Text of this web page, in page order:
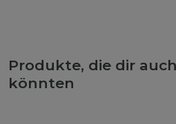
Produkte, die dir
könnten